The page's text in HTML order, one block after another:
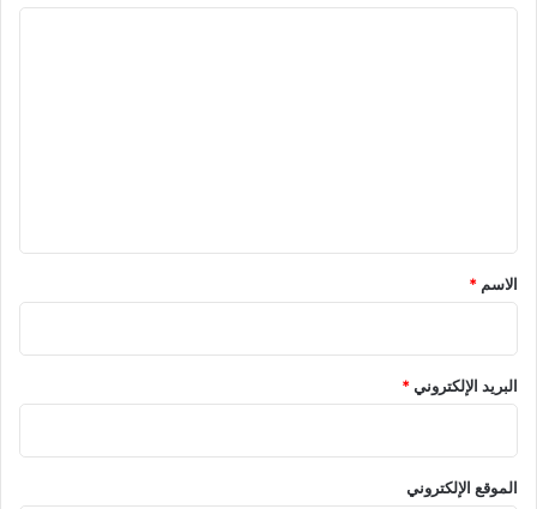
*
الاسم *
البريد الإلكتروني*
الموقع الإلكتروني